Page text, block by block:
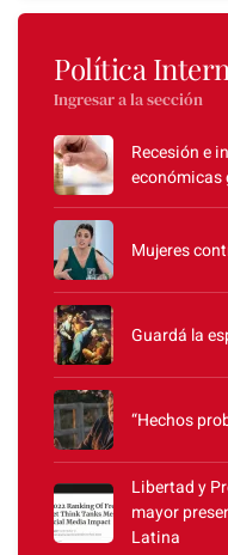
Política
Ingresar a la sección
Recesión e
económicas
Mujeres
Guardá la
“Hechos
Libertad y
mayor
Latina